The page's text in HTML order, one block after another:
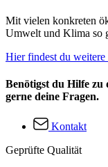
Mit vielen konkreten
Umwelt und Klima so
Hier findest du
Benötigst du Hilfe zu
gerne deine Fragen.
Kontakt
Geprüfte Qualität